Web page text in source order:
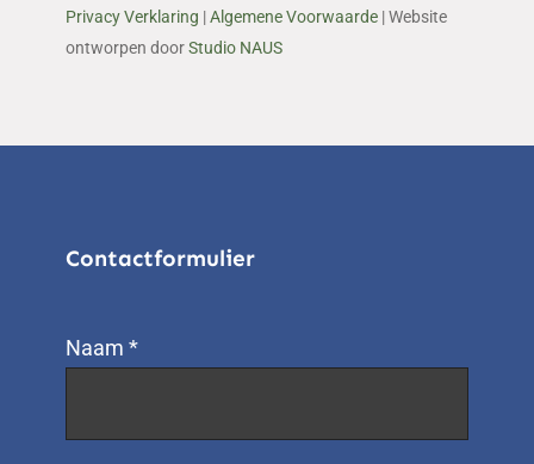
Privacy Verklaring |Algemene Voorwaarde | Website
ontworpen doorStudio NAUS
Contactformulier
Naam *